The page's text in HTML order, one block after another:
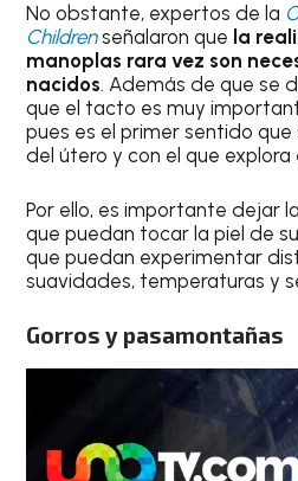
No obstante, expertos de la
Childrenseñalaron que la
manoplas rara vez son
nacidos. Además de que se
que el tacto es muy
pues es el primer sentido
del útero y con el que explora
Por ello, es importante dejar
que puedan tocar la piel de
que puedan experimentar
suavidades, temperaturas y
Gorros y pasamontañas